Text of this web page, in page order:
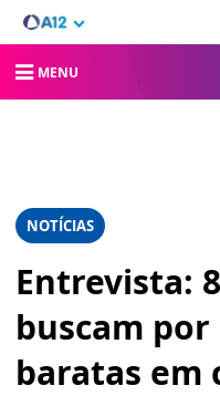
MENU
NOTÍCIAS
Entrevista:
buscam
baratas em